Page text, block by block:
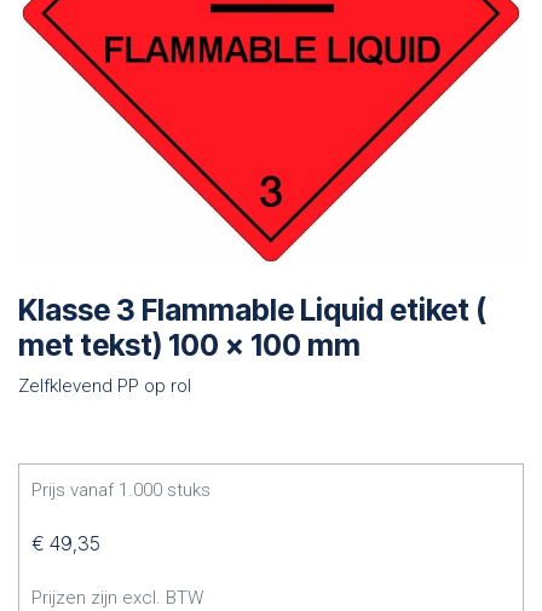
Klasse 3 Flammable Liquid etiket (
met tekst) 100 x 100 mm
Zelfklevend PP op rol
Prijs vanaf 1.000 stuks
€ 49,35
Prijzen zijn excl. BTW